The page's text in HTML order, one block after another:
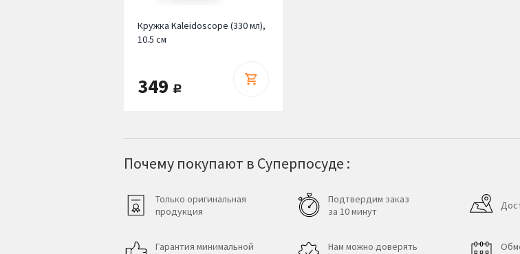
Кружка Kaleidoscope (330 мл),
10.5 см
349 руб.
Почему покупают в Суперпосуде :
Только оригинальная
продукция
Гарантия минимальной
Подтвердим заказ
за 10 минут
Нам можно доверять